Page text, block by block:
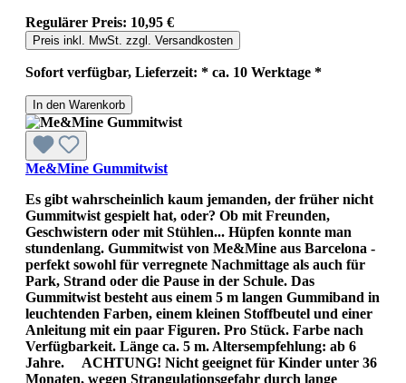
Regulärer Preis: 10,95 €
Preis inkl. MwSt. zzgl. Versandkosten
Sofort verfügbar, Lieferzeit: * ca. 10 Werktage *
In den Warenkorb
Me&Mine Gummitwist
Es gibt wahrscheinlich kaum jemanden, der früher nicht
Gummitwist gespielt hat, oder? Ob mit Freunden,
Geschwistern oder mit Stühlen... Hüpfen konnte man
stundenlang. Gummitwist von Me&Mine aus Barcelona -
perfekt sowohl für verregnete Nachmittage als auch für
Park, Strand oder die Pause in der Schule. Das
Gummitwist besteht aus einem 5 m langen Gummiband in
leuchtenden Farben, einem kleinen Stoffbeutel und einer
Anleitung mit ein paar Figuren. Pro Stück. Farbe nach
Verfügbarkeit. Länge ca. 5 m. Altersempfehlung: ab 6
Jahre. ACHTUNG! Nicht geeignet für Kinder unter 36
Monaten, wegen Strangulationsgefahr durch lange